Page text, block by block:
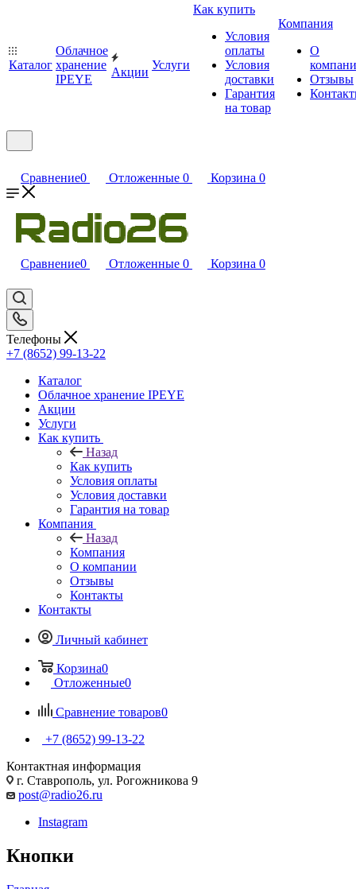
Каталог
Облачное
хранение
IPEYE
Акции
Услуги
Как купить
Условия
оплаты
Условия
доставки
Гарантия
на товар
Компания
О
Отзывы
Сравнение0 Отложенные 0 Корзина 0
Сравнение0 Отложенные 0 Корзина 0
Телефоны
+7 (8652) 99-13-22
Каталог
Облачное хранение IPEYE
Акции
Услуги
Как купить
Назад
Как купить
Условия оплаты
Условия доставки
Гарантия на товар
Компания
Назад
Компания
О компании
Отзывы
Контакты
Контакты
Личный кабинет
Корзина0
Отложенные0
Сравнение товаров0
+7 (8652) 99-13-22
Контактная информация
г. Ставрополь, ул. Рогожникова 9
post@radio26.ru
Instagram
Кнопки